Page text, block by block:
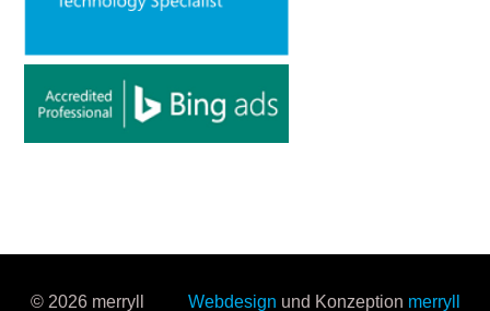
© 2026 merryll Webdesign und Konzeption merryll